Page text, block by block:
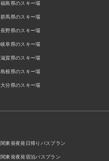
福島県のスキー場
群馬県のスキー場
長野県のスキー場
岐阜県のスキー場
滋賀県のスキー場
島根県のスキー場
大分県のスキー場
関東発夜発日帰りバスプラン
関東発夜発宿泊バスプラン